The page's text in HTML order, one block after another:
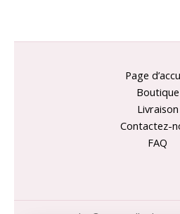
Page
Boutique
Livraison
Contactez-
FAQ